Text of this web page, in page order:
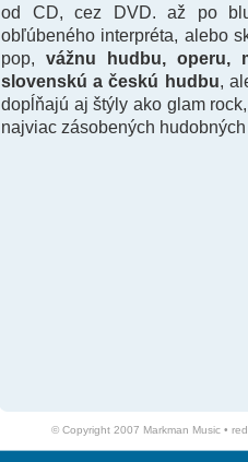
od CD, cez DVD. až po
obľúbeného interpréta, alebo
pop, vážnu hudbu, operu,
slovenskú a českú hudbu ,
dopĺňajú aj štýly ako glam
najviac zásobených
© Copyright 2007 Markman Music •